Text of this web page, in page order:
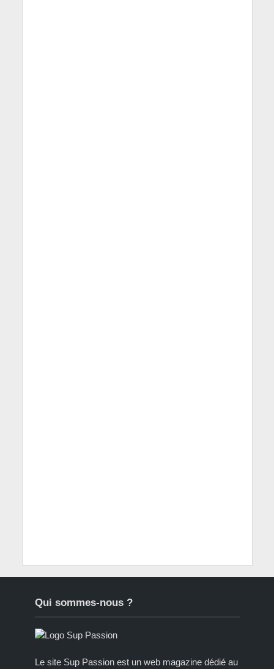
Qui sommes-nous ?
Le site Sup Passion est un web magazine dédié au